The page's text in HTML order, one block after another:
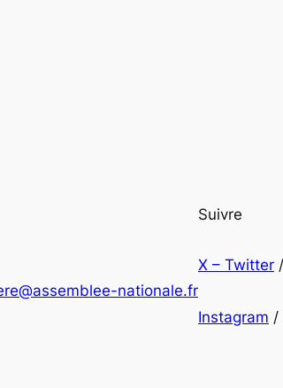
nationale.fr
Suivre
X – Twitter /
Instagram /